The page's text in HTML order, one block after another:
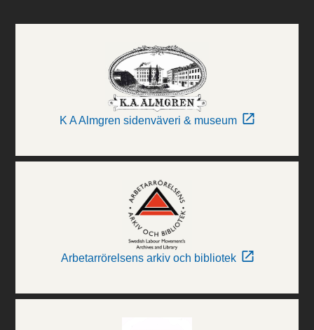
K A Almgren sidenväveri & museum
Arbetarrörelsens arkiv och bibliotek